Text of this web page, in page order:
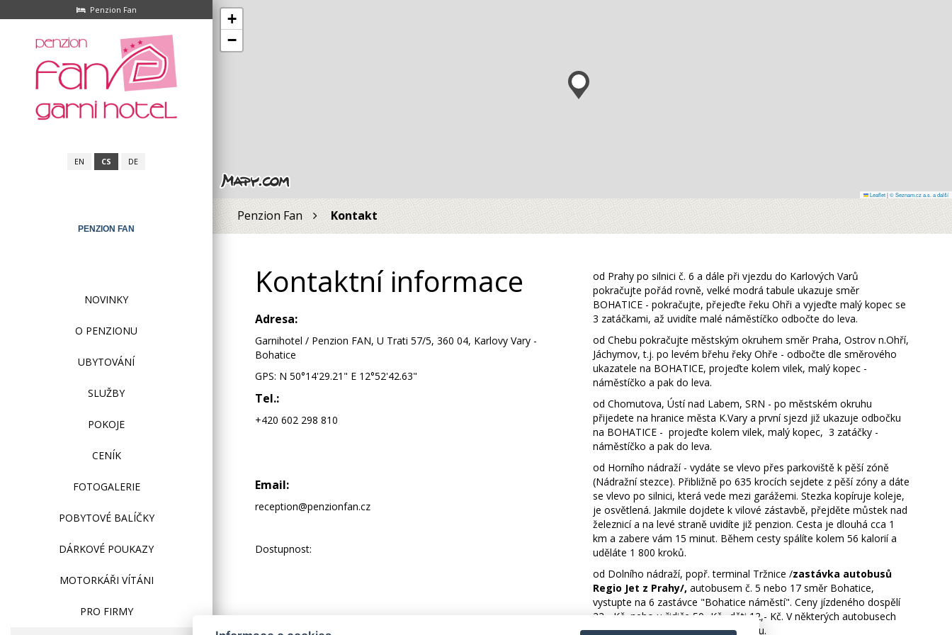
Penzion Fan
EN CS DE
PENZION FAN
NOVINKY
O PENZIONU
UBYTOVÁNÍ
SLUŽBY
POKOJE
CENÍK
FOTOGALERIE
POBYTOVÉ BALÍČKY
DÁRKOVÉ POUKAZY
MOTORKÁŘI VÍTÁNI
PRO FIRMY
+
−
Leaflet|© Seznam.cz a.s. a další
Penzion Fan Kontakt
Kontaktní informace
Adresa:
Garnihotel / Penzion FAN, U Trati 57/5, 360 04, Karlovy Vary -
Bohatice
GPS: N 50°14'29.21" E 12°52'42.63"
Tel.:
+420 602 298 810
Email:
reception@penzionfan.cz
Dostupnost:
od Prahy po silnici č. 6 a dále při vjezdu do Karlových Varů
pokračujte pořád rovně, velké modrá tabule ukazuje směr
BOHATICE - pokračujte, přejeďte řeku Ohři a vyjeďte malý kopec se
3 zatáčkami, až uvidíte malé náměstíčko odbočte do leva.
od Chebu pokračujte městským okruhem směr Praha, Ostrov n.Ohří,
Jáchymov, t.j. po levém břehu řeky Ohře - odbočte dle směrového
ukazatele na BOHATICE, projeďte kolem vilek, malý kopec -
náměstíčko a pak do leva.
od Chomutova, Ústí nad Labem, SRN - po městském okruhu
přijedete na hranice města K.Vary a první sjezd již ukazuje odbočku
na BOHATICE - projeďte kolem vilek, malý kopec, 3 zatáčky -
náměstíčko a pak do leva.
od Horního nádraží - vydáte se vlevo přes parkoviště k pěší zóně
(Nádražní stezce). Přibližně po 635 krocích sejdete z pěší zóny a dáte
se vlevo po silnici, která vede mezi garážemi. Stezka kopíruje koleje,
je osvětlená. Jakmile dojdete k vilové zástavbě, přejděte můstek nad
železnicí a na levé straně uvidíte již penzion. Cesta je dlouhá cca 1
km a zabere vám 15 minut. Během cesty spálíte kolem 56 kalorií a
uděláte 1 800 kroků.
od Dolního nádraží, popř. terminal Tržnice /zastávka autobusů
Regio Jet z Prahy/, autobusem č. 5 nebo 17 směr Bohatice,
vystupte na 6 zastávce "Bohatice náměstí". Ceny jízdeného dospělí
22,- Kč, nebo u řidiče 50,-Kč., děti 12,- Kč. V některých autobusech
lze platit bezkontaktní platební kartou.